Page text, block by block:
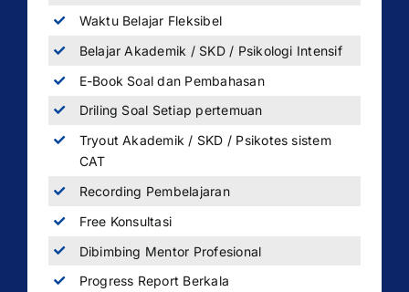
Waktu Belajar Fleksibel
Belajar Akademik / SKD / Psikologi Intensif
E-Book Soal dan Pembahasan
Driling Soal Setiap pertemuan
Tryout Akademik / SKD / Psikotes sistem
CAT
Recording Pembelajaran
Free Konsultasi
Dibimbing Mentor Profesional
Progress Report Berkala